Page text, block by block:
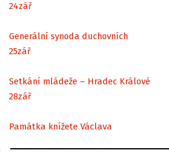
24zář
Generální synoda duchovních
25zář
Setkání mládeže – Hradec Králové
28zář
Památka knížete Václava